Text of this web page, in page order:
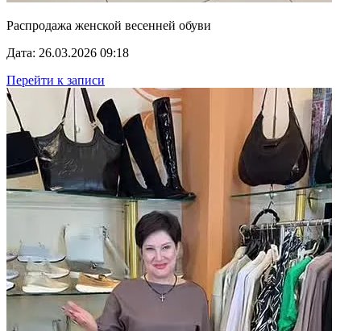
Распродажа женской весенней обуви
Дата: 26.03.2026 09:18
Перейти к записи